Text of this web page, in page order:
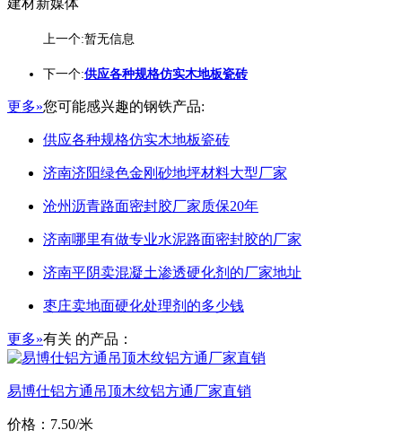
建材新媒体
上一个:暂无信息
下一个:供应各种规格仿实木地板瓷砖
更多»您可能感兴趣的钢铁产品:
供应各种规格仿实木地板瓷砖
济南济阳绿色金刚砂地坪材料大型厂家
沧州沥青路面密封胶厂家质保20年
济南哪里有做专业水泥路面密封胶的厂家
济南平阴卖混凝土渗透硬化剂的厂家地址
枣庄卖地面硬化处理剂的多少钱
更多»有关 的产品：
易博仕铝方通吊顶木纹铝方通厂家直销
价格：7.50/米